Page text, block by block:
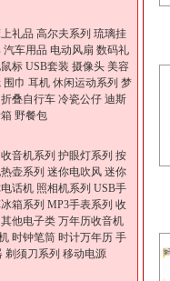
礼品 高尔夫系列 琉璃挂
汽车用品 电动风扇 数码礼
标 USB套装 摄像头 美容
围巾 耳机 休闲运动系列 梦
折叠自行车 冷瓷公仔 迪斯
野餐包
收音机系列 护眼灯系列 按
壶系列 迷你电吹风 迷你
话机 照相机系列 USB手
箱系列 MP3手表系列 收
其他电子类 万年历收音机
时钟笔筒 时计万年历 手
剃须刀系列 移动电源